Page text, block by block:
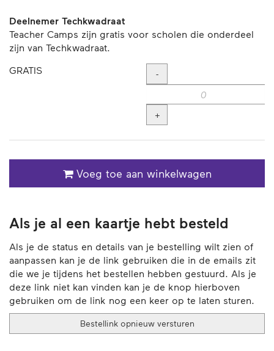
Deelnemer Techkwadraat
Teacher Camps zijn gratis voor scholen die onderdeel
zijn van Techkwadraat.
GRATIS
Hoeveelheid
-
+
Voeg toe aan winkelwagen
Als je al een kaartje hebt besteld
Als je de status en details van je bestelling wilt zien of
aanpassen kan je de link gebruiken die in de emails zit
die we je tijdens het bestellen hebben gestuurd. Als je
deze link niet kan vinden kan je de knop hierboven
gebruiken om de link nog een keer op te laten sturen.
Bestellink opnieuw versturen